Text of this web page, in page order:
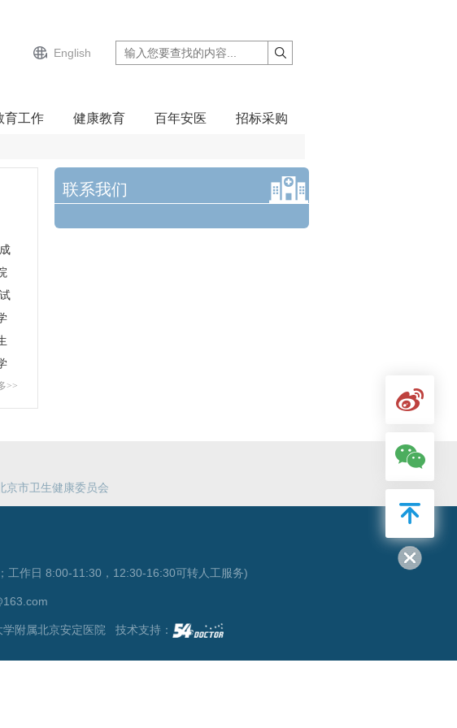
English
育工作 健康教育 百年安医 招标采购
>>
联系我们
京市卫生健康委员会
工作日 8:00-11:30，12:30-16:30可转人工服务)
附属北京安定医院 技术支持：